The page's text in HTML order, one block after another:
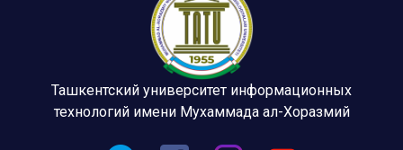
Ташкентский университет информационных
технологий имени Мухаммада ал-Хоразмий